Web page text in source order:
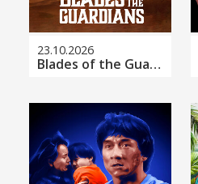
23.10.2026
Blades of the Guardians